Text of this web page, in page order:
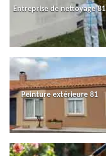
Entreprise de nettoyage 81
Peinture extérieure 81